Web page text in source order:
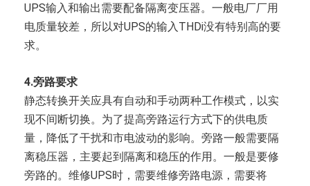
UPS输入和输出需要配备隔离变压器。一般电厂厂用
电质量较差，所以对UPS的输入THDi没有特别高的要
求。
4.旁路要求
静态转换开关应具有自动和手动两种工作模式，以实
现不间断切换。为了提高旁路运行方式下的供电质
量，降低了干扰和市电波动的影响。旁路一般需要隔
离稳压器，主要起到隔离和稳压的作用。一般是要修
旁路的。维修UPS时，需要维修旁路电源，需要将